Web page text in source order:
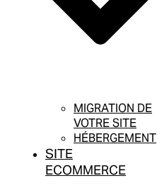
MIGRATION DE
VOTRE SITE
HÉBERGEMENT
SITE
ECOMMERCE